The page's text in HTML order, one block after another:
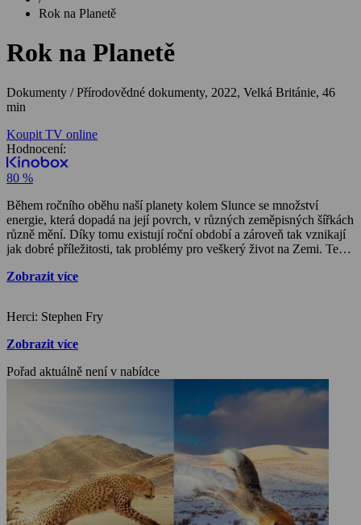
Rok na Planetě
Rok na Planetě
Dokumenty / Přírodovědné dokumenty, 2022, Velká Británie, 46
min
Koupit TV online
Hodnocení:
80 %
Během ročního oběhu naší planety kolem Slunce se množství
energie, která dopadá na její povrch, v různých zeměpisných šířkách
různě mění. Díky tomu existují roční období a zároveň tak vznikají
jak dobré příležitosti, tak problémy pro veškerý život na Zemi. Tento
Arktidy až po horké tropy. Podíváme se na neobyčejné způsoby
roční období přichystají…
Zobrazit více
Herci: Stephen Fry
Zobrazit více
Pořad aktuálně není v nabídce